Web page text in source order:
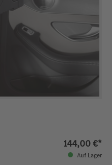
144,00 €*
Auf Lager